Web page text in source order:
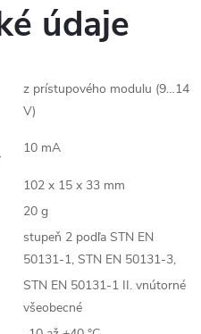
údaje
z prístupového modulu (9…14
V)
10 mA
102 x 15 x 33 mm
20 g
stupeň 2 podľa STN EN
50131-1, STN EN 50131-3,
STN EN 50131-1 II. vnútorné
všeobecné